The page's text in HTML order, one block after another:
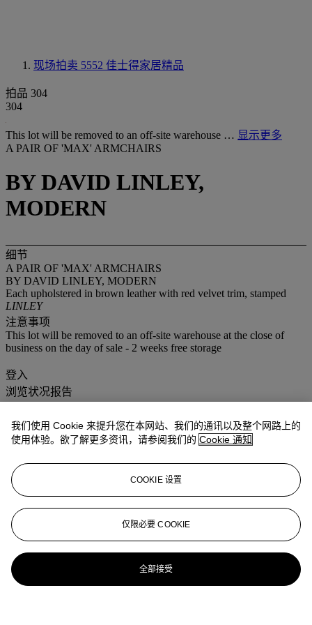
现场拍卖 5552 佳士得家居精品
拍品 304
304
This lot will be removed to an off-site warehouse … 显示更多
A PAIR OF 'MAX' ARMCHAIRS
BY DAVID LINLEY,
MODERN
细节
A PAIR OF 'MAX' ARMCHAIRS
BY DAVID LINLEY, MODERN
Each upholstered in brown leather with red velvet trim, stamped
LINLEY
注意事项
This lot will be removed to an off-site warehouse at the close of
business on the day of sale - 2 weeks free storage
登入
浏览状况报告
更多来自佳士得家居精品
查看全部
查看全部
我们使用 Cookie 来提升您在本网站、我们的通讯以及整个网路上的
使用体验。欲了解更多资讯，请参阅我们的 Cookie 通知
COOKIE 设置
仅限必要 COOKIE
全部接受